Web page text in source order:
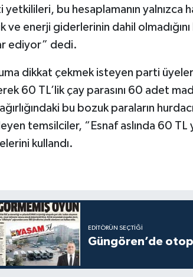
yetkilileri, bu hesaplamanın yalnızca
ve enerji giderlerinin dahil
ediyor” dedi.
dikkat çekmek isteyen parti
60 TL’lik çay parasını 60 adet
bu bozuk paraların
temsilciler, “Esnaf aslında 60
kullandı.
EDITÖRÜN SEÇTIĞI
Güngören’de